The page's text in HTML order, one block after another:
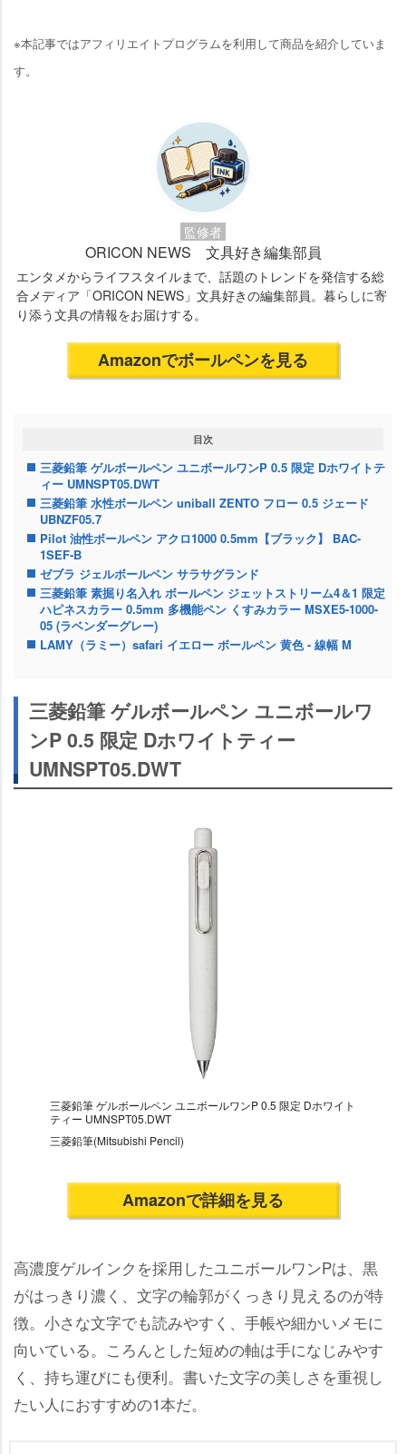
※本記事ではアフィリエイトプログラムを利用して商品を紹介していま
す。
監修者
ORICON NEWS 文具好き編集部員
エンタメからライフスタイルまで、話題のトレンドを発信する総
合メディア「ORICON NEWS」文具好きの編集部員。暮らしに寄
り添う文具の情報をお届けする。
Amazonでボールペンを見る
目次
三菱鉛筆 ゲルボールペン ユニボールワンP 0.5 限定 Dホワイトテ
ィー UMNSPT05.DWT
三菱鉛筆 水性ボールペン uniball ZENTO フロー 0.5 ジェード
UBNZF05.7
Pilot 油性ボールペン アクロ1000 0.5mm【ブラック】 BAC-
1SEF-B
ゼブラ ジェルボールペン サラサグランド
三菱鉛筆 素掘り名入れ ボールペン ジェットストリーム4＆1 限定
ハピネスカラー 0.5mm 多機能ペン くすみカラー MSXE5-1000-
05 (ラベンダーグレー)
LAMY（ラミー）safari イエロー ボールペン 黄色 - 線幅 M
三菱鉛筆 ゲルボールペン ユニボールワ
ンP 0.5 限定 Dホワイトティー
UMNSPT05.DWT
三菱鉛筆 ゲルボールペン ユニボールワンP 0.5 限定 Dホワイト
ティー UMNSPT05.DWT
三菱鉛筆(Mitsubishi Pencil)
Amazonで詳細を見る
高濃度ゲルインクを採用したユニボールワンPは、黒
がはっきり濃く、文字の輪郭がくっきり見えるのが特
徴。小さな文字でも読みやすく、手帳や細かいメモに
向いている。ころんとした短めの軸は手になじみやす
く、持ち運びにも便利。書いた文字の美しさを重視し
たい人におすすめの1本だ。